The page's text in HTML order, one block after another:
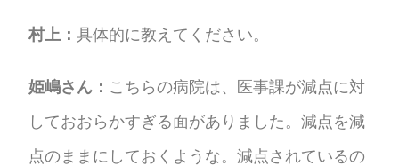
村上：具体的に教えてください。
姫嶋さん： こちらの病院は、医事課が減点に対
しておおらかすぎる面がありました。減点を減
点のままにしておくような。減点されているの